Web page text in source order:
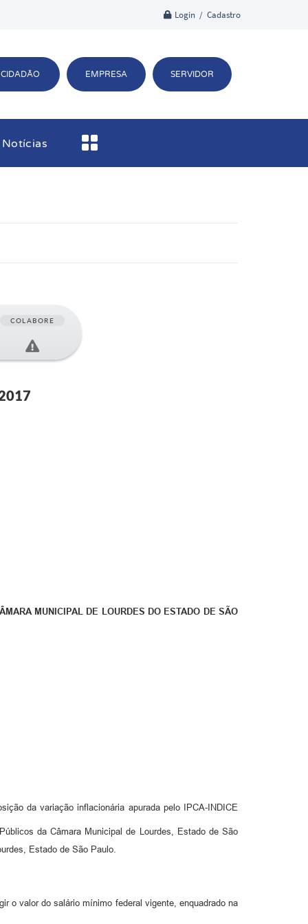
Login / Cadastro
CIDADÃO EMPRESA SERVIDOR
Notícias
COLABORE
MUNICIPAL DE LOURDES DO ESTADO DE SÃO
da variação inflacionária apurada pelo IPCA-INDICE
da Câmara Municipal de Lourdes, Estado de São
Estado de São Paulo.
o valor do salário mínimo federal vigente, enquadrado na